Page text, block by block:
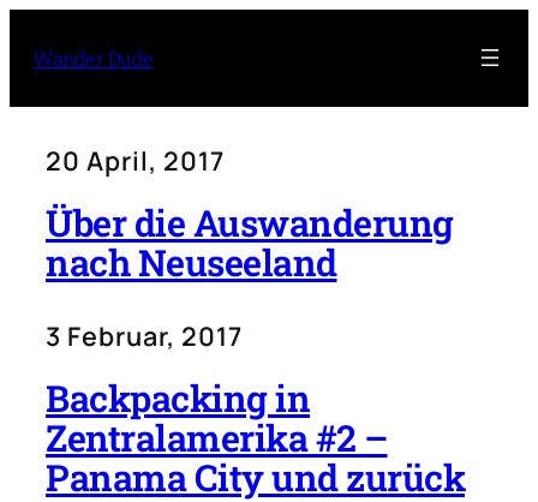
Wander Dude
20 April, 2017
Über die Auswanderung
nach Neuseeland
3 Februar, 2017
Backpacking in
Zentralamerika #2 –
Panama City und zurück